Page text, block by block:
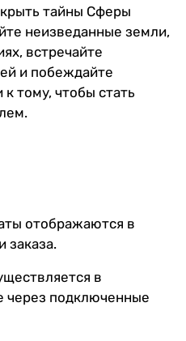
тайны Сферы
неизведанные земли,
встречайте
и побеждайте
тому, чтобы стать
отображаются в
заказа.
в
через подключенные